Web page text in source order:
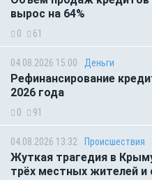
вырос на 64%
0 61
04.08.2026 15:00 Деньги
Рефинансирование
2026 года
0 91
04.08.2026 13:32 Происшествия
Жуткая трагедия в
трёх местных жителей и